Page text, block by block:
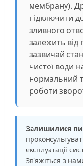
мембрану).
підключити
зливного
залежить від
зазвичай
чистої води
нормальний
роботи
Залишилися
експлуатації
Зв'яжіться з